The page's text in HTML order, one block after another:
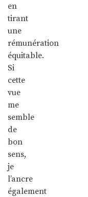
en
tirant
une
rémunération
équitable.
Si
cette
vue
me
semble
de
bon
sens,
je
l’ancre
également